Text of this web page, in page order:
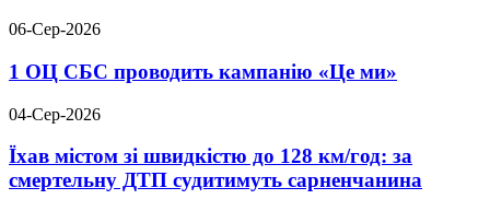
06-Сер-2026
1 ОЦ СБС проводить кампанію «Це ми»
04-Сер-2026
Їхав містом зі швидкістю до 128 км/год: за
смертельну ДТП судитимуть сарненчанина